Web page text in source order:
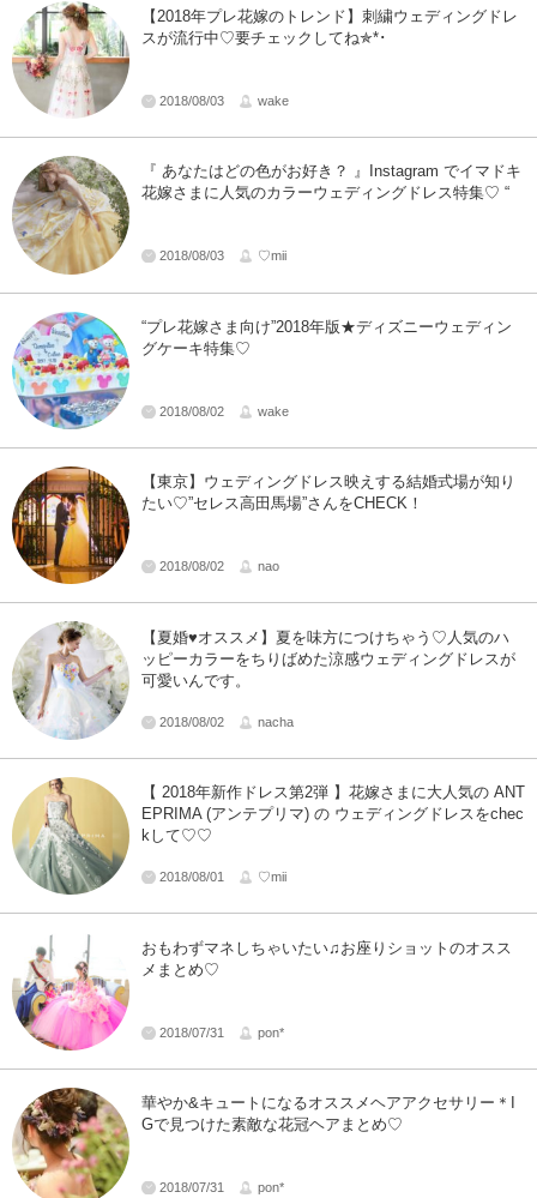
【2018年プレ花嫁のトレンド】刺繍ウェディングドレ
スが流行中♡要チェックしてね✯*･
2018/08/03 wake
『 あなたはどの色がお好き？ 』Instagram でイマドキ
花嫁さまに人気のカラーウェディングドレス特集♡ “
2018/08/03 ♡mii
“プレ花嫁さま向け”2018年版★ディズニーウェディン
グケーキ特集♡
2018/08/02 wake
【東京】ウェディングドレス映えする結婚式場が知り
たい♡”セレス高田馬場”さんをCHECK！
2018/08/02 nao
【夏婚♥オススメ】夏を味方につけちゃう♡人気のハ
ッピーカラーをちりばめた涼感ウェディングドレスが
可愛いんです。
2018/08/02 nacha
【 2018年新作ドレス第2弾 】花嫁さまに大人気の ANT
EPRIMA (アンテプリマ) の ウェディングドレスをchec
kして♡♡
2018/08/01 ♡mii
おもわずマネしちゃいたい♫お座りショットのオスス
メまとめ♡
2018/07/31 pon*
華やか&キュートになるオススメヘアアクセサリー＊I
Gで見つけた素敵な花冠ヘアまとめ♡
2018/07/31 pon*